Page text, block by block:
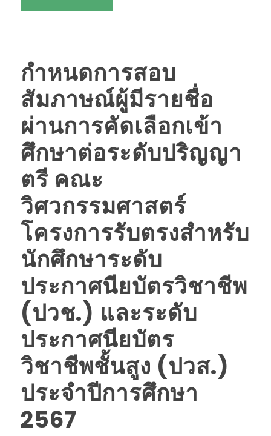
กำหนดการสอบ
สัมภาษณ์ผู้มีรายชื่อ
ผ่านการคัดเลือกเข้า
ศึกษาต่อระดับปริญญา
ตรี คณะ
วิศวกรรมศาสตร์
โครงการรับตรงสำหรับ
นักศึกษาระดับ
ประกาศนียบัตรวิชาชีพ
(ปวช.) และระดับ
ประกาศนียบัตร
วิชาชีพชั้นสูง (ปวส.)
ประจำปีการศึกษา
2567